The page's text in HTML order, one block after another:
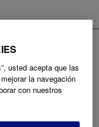
usted acepta que las
la navegación
con nuestros